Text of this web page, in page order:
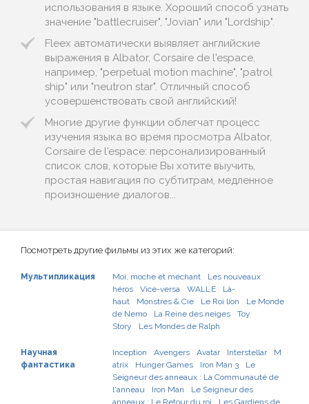
использования в языке. Хороший способ узнать
значение "battlecruiser", "Jovian" или "Lordship".
Fleex автоматически выявляет английские
выражения в Albator, Corsaire de l'espace,
например, "perpetual motion machine", "patrol
ship" или "neutron star". Отличный способ
усовершенствовать свой английский!
Многие другие функции облегчат процесс
изучения языка во время просмотра Albator,
Corsaire de l'espace: персонализированный
список слов, которые Вы хотите выучить,
простая навигация по субтитрам, медленное
произношение диалогов...
Посмотреть другие фильмы из этих же категорий:
Мультипликация Moi, moche et méchant
Les nouveaux
héros
Vice-versa WALL·E
Là-
haut
Monstres & Cie Le Roi lion
Le Monde
de Nemo
La Reine des neiges
Toy
Story
Les Mondes de Ralph
Научная
фантастика
Inception Avengers Avatar Interstellar
M
atrix
Hunger Games Iron Man 3
Le
Seigneur des anneaux : La Communauté de
l'anneau
Iron Man
Le Seigneur des
anneaux : Le Retour du roi
Les Gardiens de